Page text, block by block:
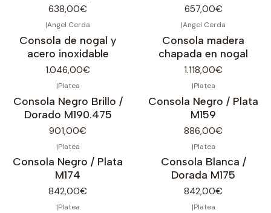
638,00€ 657,00€
No disponible
|Angel Cerda
Consola de nogal y
acero inoxidable
1.046,00€
No disponible
|Angel Cerda
Consola madera
chapada en nogal
1.118,00€
|Platea
Consola Negro Brillo /
Dorado M190.475
901,00€
|Platea
Consola Negro / Plata
M159
886,00€
|Platea
Consola Negro / Plata
M174
842,00€
|Platea
Consola Blanca /
Dorada M175
842,00€
|Platea |Platea